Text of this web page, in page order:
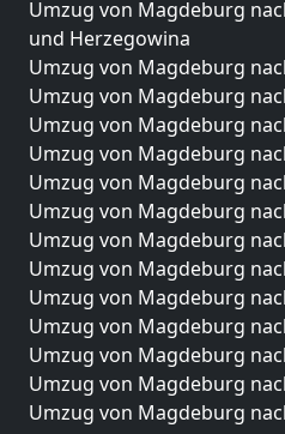
Umzug von Magdeburg
und Herzegowina
Umzug von Magdeburg
Umzug von Magdeburg
Umzug von Magdeburg
Umzug von Magdeburg
Umzug von Magdeburg
Umzug von Magdeburg
Umzug von Magdeburg
Umzug von Magdeburg
Umzug von Magdeburg
Umzug von Magdeburg
Umzug von Magdeburg
Umzug von Magdeburg
Umzug von Magdeburg